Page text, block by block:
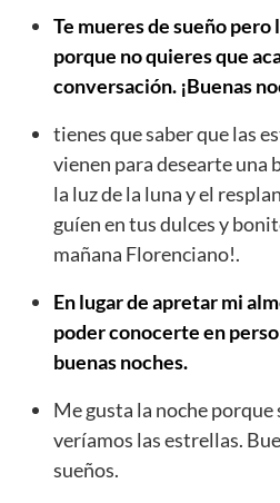
Te mueres de sueño
porque no quieres que
conversación. ¡Buenas
tienes que saber que las
vienen para desearte una
la luz de la luna y el
guíen en tus dulces y
mañana Florenciano!.
En lugar de apretar mi
poder conocerte en
buenas noches.
Me gusta la noche
veríamos las estrellas.
sueños.